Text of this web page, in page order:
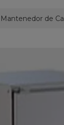
Mantenedor de